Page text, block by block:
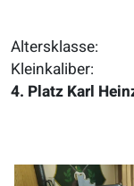
Altersklasse:
Kleinkaliber:
4. Platz Karl